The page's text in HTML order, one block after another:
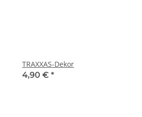
TRAXXAS-Dekor
4,90 € *